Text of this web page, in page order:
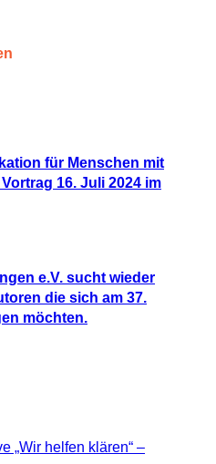
für Menschen mit
16. Juli 2024 im
e.V. sucht wieder
die sich am 37.
möchten.
„Wir helfen klären“ –